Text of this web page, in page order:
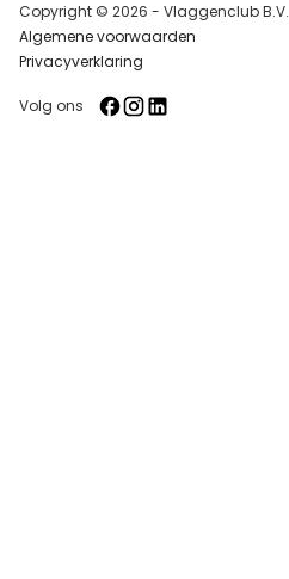
Copyright © 2026 - Vlaggenclub B.V.
Algemene voorwaarden
Privacyverklaring
Volg ons